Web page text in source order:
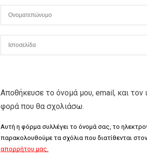
Αποθήκευσε το όνομά μου, email, και
φορά που θα σχολιάσω.
Αυτή η φόρμα συλλέγει το όνομά σας, το
παρακολουθούμε τα σχόλια που διατίθενται
απορρήτου μας.